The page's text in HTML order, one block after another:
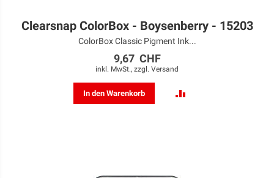
Clearsnap ColorBox - Boysenberry - 15203
ColorBox Classic Pigment Ink...
9,67 CHF
inkl. MwSt., zzgl. Versand
In den Warenkorb